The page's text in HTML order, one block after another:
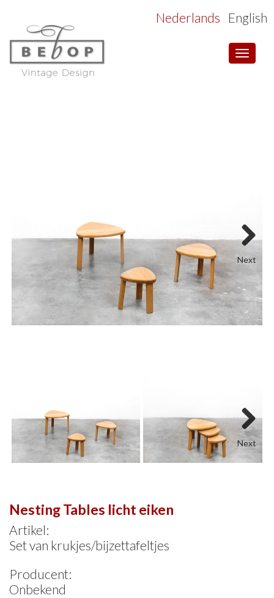
Toggle
Nederlands English
Next
Next
Nesting Tables licht eiken
Artikel:
Set van krukjes/bijzettafeltjes
Producent:
Onbekend